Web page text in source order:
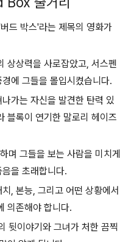
드 박스'라는 제목의 영화가
상상력을 사로잡았고, 서스펜
에 그들을 몰입시켰습니다.
가는 자신을 발견한 탄력 있
블록이 연기한 말로리 헤이즈
며 그들을 보는 사람을 미치게
을 초래합니다.
, 본능, 그리고 어떤 상황에서
의존해야 합니다.
뒷이야기와 그녀가 처한 끔찍